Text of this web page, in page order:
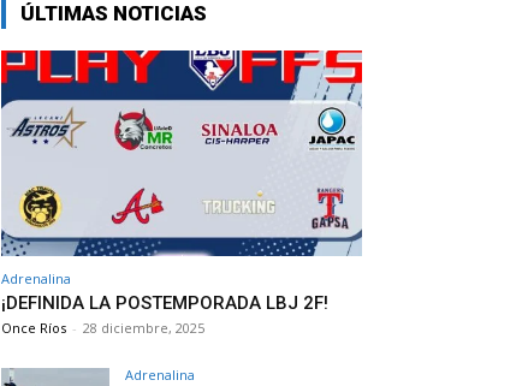
ÚLTIMAS NOTICIAS
Adrenalina
¡DEFINIDA LA POSTEMPORADA LBJ 2F!
Once Ríos - 28 diciembre, 2025
Adrenalina